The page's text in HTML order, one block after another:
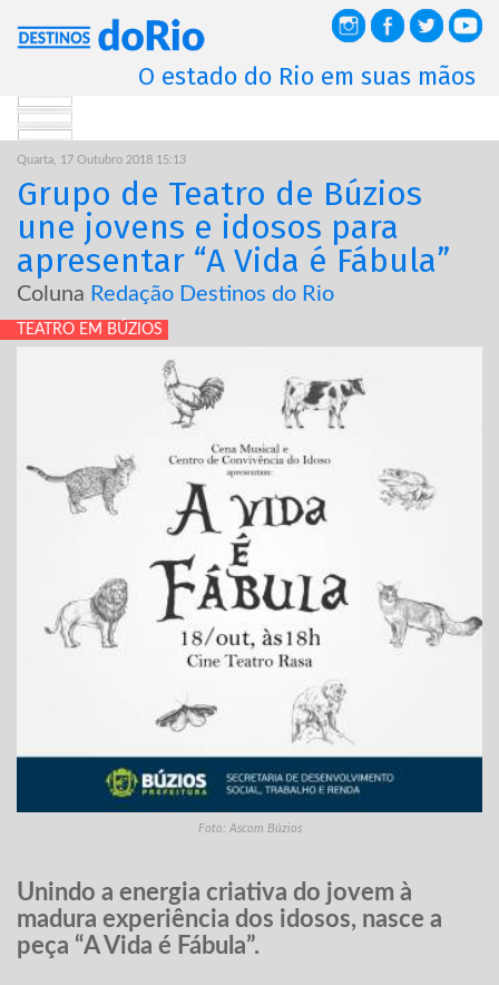
O estado do Rio em suas mãos
Quarta, 17 Outubro 2018 15:13
Grupo de Teatro de Búzios
une jovens e idosos para
apresentar “A Vida é Fábula”
Coluna Redação Destinos do Rio
TEATRO EM BÚZIOS
Foto: Ascom Búzios
Unindo a energia criativa do jovem à
madura experiência dos idosos, nasce a
peça “A Vida é Fábula”.